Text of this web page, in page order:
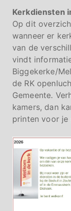
Kerkdiensten
Op dit
wanneer er
van de
vindt
Biggekerke/
de RK
Gemeente.
kamers, dan
printen voor je